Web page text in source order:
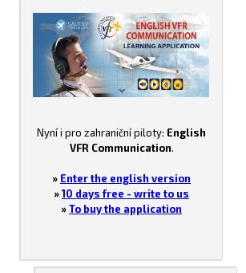
Nyní i pro zahraniční piloty: English
VFR Communication.
» Enter the english version
»10 days free - write to us
»To buy the application